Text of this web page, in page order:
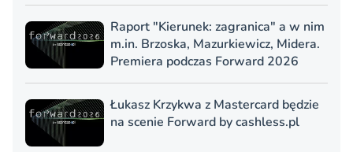
Raport "Kierunek: zagranica" a w nim
m.in. Brzoska, Mazurkiewicz, Midera.
Premiera podczas Forward 2026
Łukasz Krzykwa z Mastercard będzie
na scenie Forward by cashless.pl